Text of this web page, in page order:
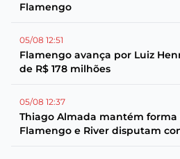
Flamengo
05/08 12:51
Flamengo avança por Luiz
de R$ 178 milhões
05/08 12:37
Thiago Almada mantém
Flamengo e River disputam